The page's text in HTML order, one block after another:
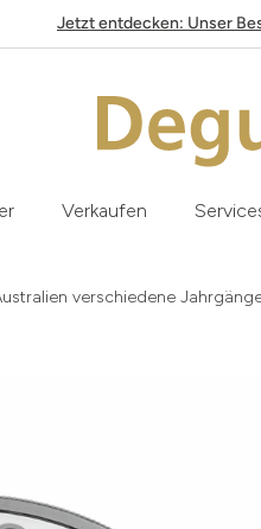
Jetzt entdecken: Unser
Verkaufen
verschiedene